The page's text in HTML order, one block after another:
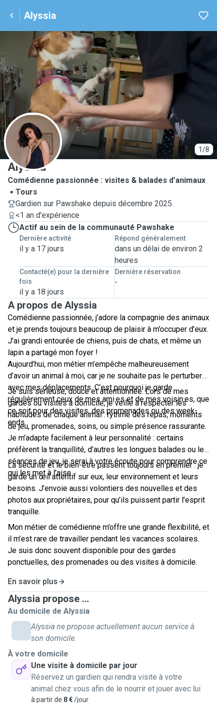
Alyssia
1/8
A
Alyssia
Comédienne passionnée : visites & balades d’animaux
Tours
Gardien sur Pawshake depuis décembre 2025
<1 an d'expérience
Actif au sein de la communauté Pawshake
Dernière activité
il y a 17 jours
Répond généralement
dans un délai de environ 2
heures
Contacté(e) pour la dernière
fois
il y a 18 jours
Dernière réservation
-
A propos de Alyssia
Comédienne passionnée, j’adore la compagnie des animaux
et je prends toujours beaucoup de plaisir à m’occuper d’eux.
J’ai grandi entourée de chiens, puis de chats, et même un
lapin a partagé mon foyer !
Aujourd’hui, mon métier m’empêche malheureusement
d’avoir un animal à moi, car je ne souhaite pas le perturber
avec mes déplacements. C’est pourquoi je garde
régulièrement ceux de mes ami·es et de mes voisin·es, que
ce soit pour des visites, des promenades ou des week-
ends.
Je suis sérieuse, douce et attentionnée. Lors de mes
gardes ou visites à domicile, je veille à respecter les
habitudes de chaque animal : rythme des repas, moments
de jeu, promenades, soins, ou simple présence rassurante.
Je m’adapte facilement à leur personnalité : certains
préfèrent la tranquillité, d’autres les longues balades ou les
séances de jeu, je serai à votre écoute pour comprendre ce
qui les met à l’aise.
La sécurité et le bien-être passent toujours en premier : je
garde un œil attentif sur eux, leur environnement et leurs
besoins. J’envoie aussi volontiers des nouvelles et des
photos aux propriétaires, pour qu’ils puissent partir l’esprit
tranquille.
Mon métier de comédienne m’offre une grande flexibilité, et
il m’est rare de travailler pendant les vacances scolaires.
Je suis donc souvent disponible pour des gardes
ponctuelles, des promenades ou des visites à domicile.
En savoir plus
Alyssia propose ...
Au domicile de Alyssia
Alyssia ne propose actuellement aucun service à
son domicile.
À votre domicile
Une visite à domicile par jour
Réservez un gardien qui rendra visite à votre
animal chez vous afin de le nourrir et jouer avec lui
à partir de 8 €/jour